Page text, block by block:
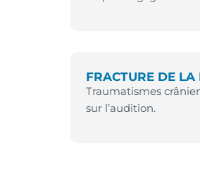
FRACTURE DE
Traumatismes
sur l’audition.